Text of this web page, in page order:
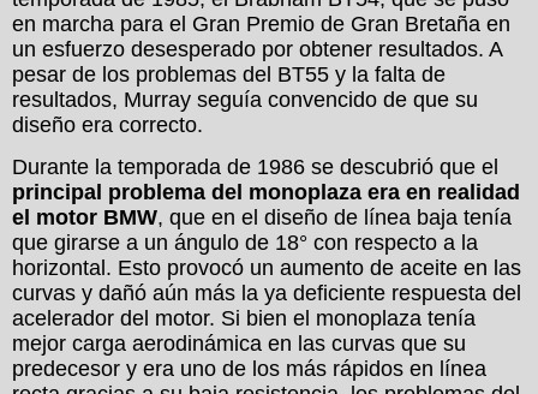
en marcha para el Gran Premio de Gran Bretaña en
un esfuerzo desesperado por obtener resultados. A
pesar de los problemas del BT55 y la falta de
resultados, Murray seguía convencido de que su
diseño era correcto.
Durante la temporada de 1986 se descubrió que el
principal problema del monoplaza era en realidad
el motor BMW, que en el diseño de línea baja tenía
que girarse a un ángulo de 18° con respecto a la
horizontal. Esto provocó un aumento de aceite en las
curvas y dañó aún más la ya deficiente respuesta del
acelerador del motor. Si bien el monoplaza tenía
mejor carga aerodinámica en las curvas que su
predecesor y era uno de los más rápidos en línea